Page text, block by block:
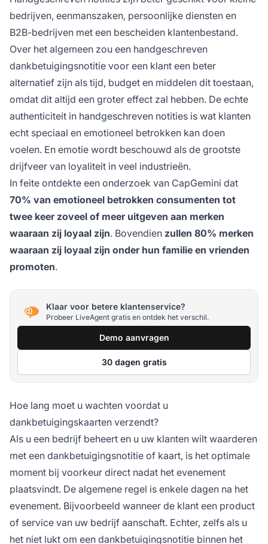
bedrijven, eenmanszaken, persoonlijke diensten en
B2B-bedrijven met een bescheiden klantenbestand.
Over het algemeen zou een handgeschreven
dankbetuigingsnotitie voor een klant een beter
alternatief zijn als tijd, budget en middelen dit toestaan,
omdat dit altijd een groter effect zal hebben. De echte
authenticiteit in handgeschreven notities is wat klanten
echt speciaal en emotioneel betrokken kan doen
voelen. En emotie wordt beschouwd als de grootste
drijfveer van loyaliteit in veel industrieën.
In feite ontdekte een onderzoek van CapGemini dat
70% van emotioneel betrokken consumenten tot
twee keer zoveel of meer uitgeven aan merken
waaraan zij loyaal zijn. Bovendien zullen 80% merken
waaraan zij loyaal zijn onder hun familie en vrienden
promoten.
Klaar voor betere klantenservice?
Probeer LiveAgent gratis en ontdek het verschil.
Demo aanvragen
30 dagen gratis
Hoe lang moet u wachten voordat u
dankbetuigingskaarten verzendt?
Als u een bedrijf beheert en u uw klanten wilt waarderen
met een dankbetuigingsnotitie of kaart, is het optimale
moment bij voorkeur direct nadat het evenement
plaatsvindt. De algemene regel is enkele dagen na het
evenement. Bijvoorbeeld wanneer de klant een product
of service van uw bedrijf aanschaft. Echter, zelfs als u
het niet lukt om een dankbetuigingsnotitie binnen het